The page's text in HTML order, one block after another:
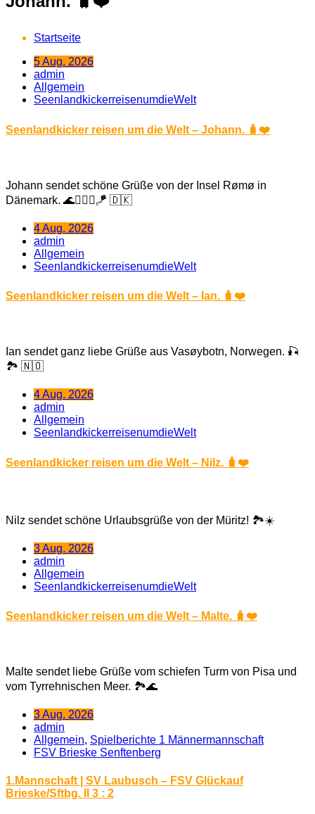
Startseite
5 Aug. 2026
admin
Allgemein
SeenlandkickerreisenumdieWelt
Seenlandkicker reisen um die Welt – Johann. 🧳❤️
Johann sendet schöne Grüße von der Insel Rømø in
Dänemark. 🌊🏄🏼‍♂️🪁 🇩🇰
4 Aug. 2026
admin
Allgemein
SeenlandkickerreisenumdieWelt
Seenlandkicker reisen um die Welt – Ian. 🧳❤️
Ian sendet ganz liebe Grüße aus Vasøybotn, Norwegen. 🎣
🏞️ 🇳🇴
4 Aug. 2026
admin
Allgemein
SeenlandkickerreisenumdieWelt
Seenlandkicker reisen um die Welt – Nilz. 🧳❤️
Nilz sendet schöne Urlaubsgrüße von der Müritz! 🏞️☀️
3 Aug. 2026
admin
Allgemein
SeenlandkickerreisenumdieWelt
Seenlandkicker reisen um die Welt – Malte. 🧳❤️
Malte sendet liebe Grüße vom schiefen Turm von Pisa und
vom Tyrrehnischen Meer. 🏞️🌊
3 Aug. 2026
admin
Allgemein, Spielberichte 1 Männermannschaft
FSV Brieske Senftenberg
1.Mannschaft | SV Laubusch – FSV Glückauf
Brieske/Sftbg. II 3 : 2